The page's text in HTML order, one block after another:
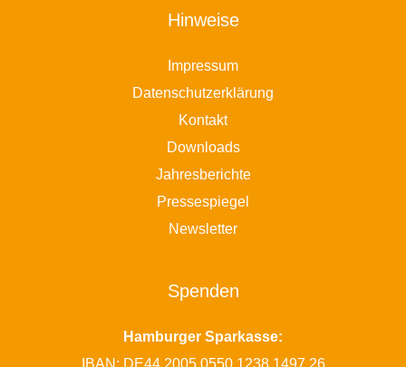
Hinweise
Impressum
Datenschutzerklärung
Kontakt
Downloads
Jahresberichte
Pressespiegel
Newsletter
Spenden
Hamburger Sparkasse:
IBAN: DE44 2005 0550 1238 1497 26